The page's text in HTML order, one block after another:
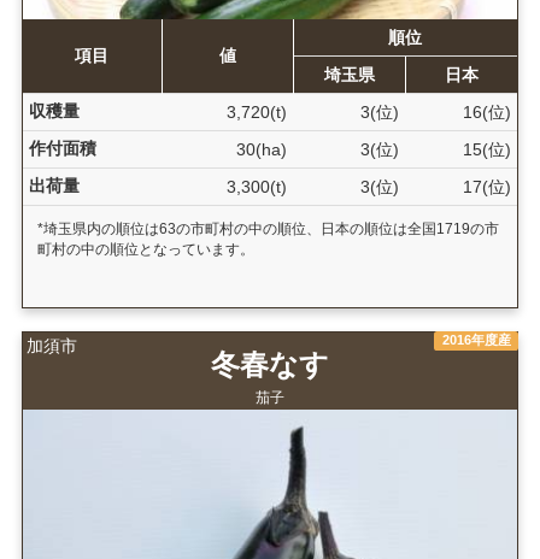
項目 値
順位
埼玉県
日本
収穫量
3,720(t) 3(位)
16(位)
作付面積
30(ha) 3(位)
15(位)
出荷量
3,300(t) 3(位) 17(位)
*埼玉県内の順位は63の市町村の中の順位、日本の順位は全国1719の市
町村の中の順位となっています。
加須市 2016年度産
冬春なす
茄子